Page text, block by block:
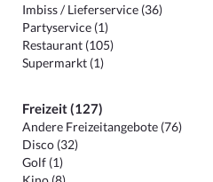
Imbiss / Lieferservice (36)
Partyservice (1)
Restaurant (105)
Supermarkt (1)
Freizeit (127)
Andere Freizeitangebote (76)
Disco (32)
Golf (1)